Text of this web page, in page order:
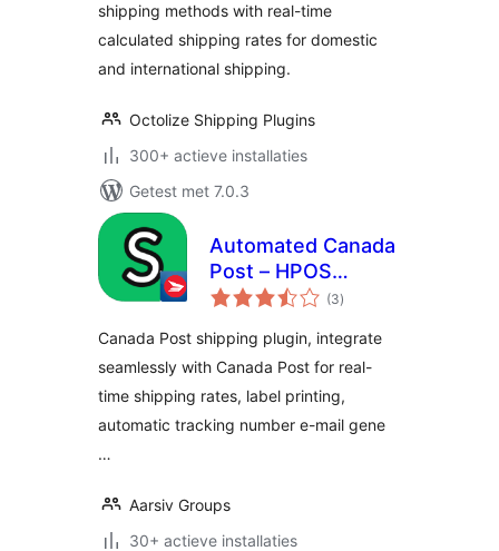
shipping methods with real-time
calculated shipping rates for domestic
and international shipping.
Octolize Shipping Plugins
300+ actieve installaties
Getest met 7.0.3
Automated Canada
Post – HPOS
Supported
(3totaal
waarderingen
)
Canada Post shipping plugin, integrate
seamlessly with Canada Post for real-
time shipping rates, label printing,
automatic tracking number e-mail gene
…
Aarsiv Groups
30+ actieve installaties